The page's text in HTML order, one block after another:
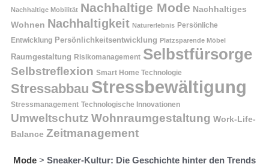
Nachhaltige Mobilität Nachhaltige Mode Nachhaltiges
Wohnen Nachhaltigkeit Naturerlebnis Persönliche
Entwicklung Persönlichkeitsentwicklung Platzsparende Möbel
Raumgestaltung Risikomanagement Selbstfürsorge
Selbstreflexion Smart Home Technologie
Stressabbau Stressbewältigung
Stressmanagement Technologische Innovationen
Umweltschutz Wohnraumgestaltung Work-Life-
Balance Zeitmanagement
Mode > Sneaker-Kultur: Die Geschichte hinter den Trends